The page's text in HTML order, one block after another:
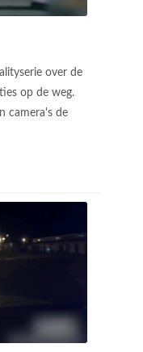
over de
op de weg.
camera's de